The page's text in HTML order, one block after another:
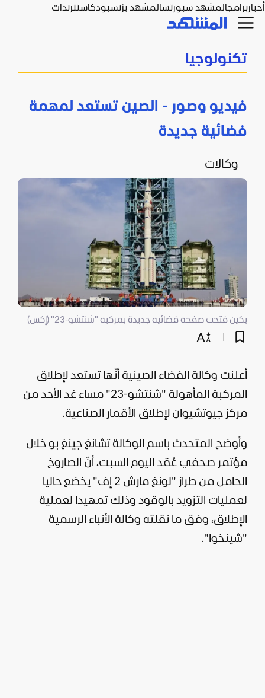
أخباربرامجالمشهد سبورتسالمشهد بزنسبودكاستترندات
تكنولوجيا
فيديو وصور - الصين تستعد لمهمة
فضائية جديدة
وكالات
بكين فتحت صفحة فضائية جديدة بمركبة "شنتشو-23" (إكس)
أعلنت وكالة الفضاء الصينية أنّها تستعد لإطلاق
المركبة المأهولة "شنتشو-23" مساء غد الأحد من
مركز جيوتشيوان لإطلاق الأقمار الصناعية.
وأوضح المتحدث باسم الوكالة تشانغ جينغ بو خلال
مؤتمر صحفي عُقد اليوم السبت، أنّ الصاروخ
الحامل من طراز "لونغ مارش 2 إف" يخضع حاليا
لعمليات التزويد بالوقود وذلك تمهيدا لعملية
الإطلاق، وفق ما نقلته وكالة الأنباء الرسمية
"شينخوا".